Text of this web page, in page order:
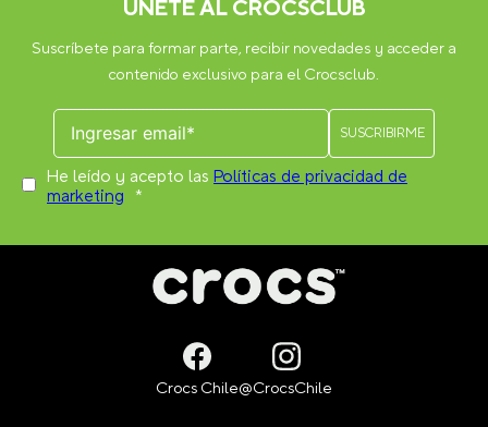
Suscríbete para formar parte, recibir novedades y acceder a
He leído y acepto las